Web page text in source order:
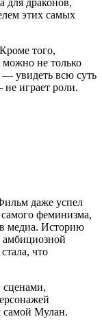
для драконов,
этих самых
того,
можно не только
— увидеть всю суть
играет роли.
даже успел
самого феминизма,
медиа. Историю
амбициозной
что
самой Мулан.